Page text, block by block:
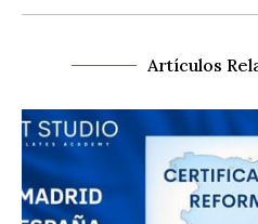
Artículos